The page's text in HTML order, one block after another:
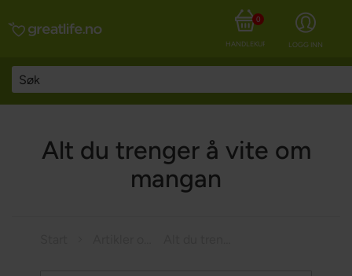
LOGG INN
HANDLEKURV
0
Alt du trenger å vite om
mangan